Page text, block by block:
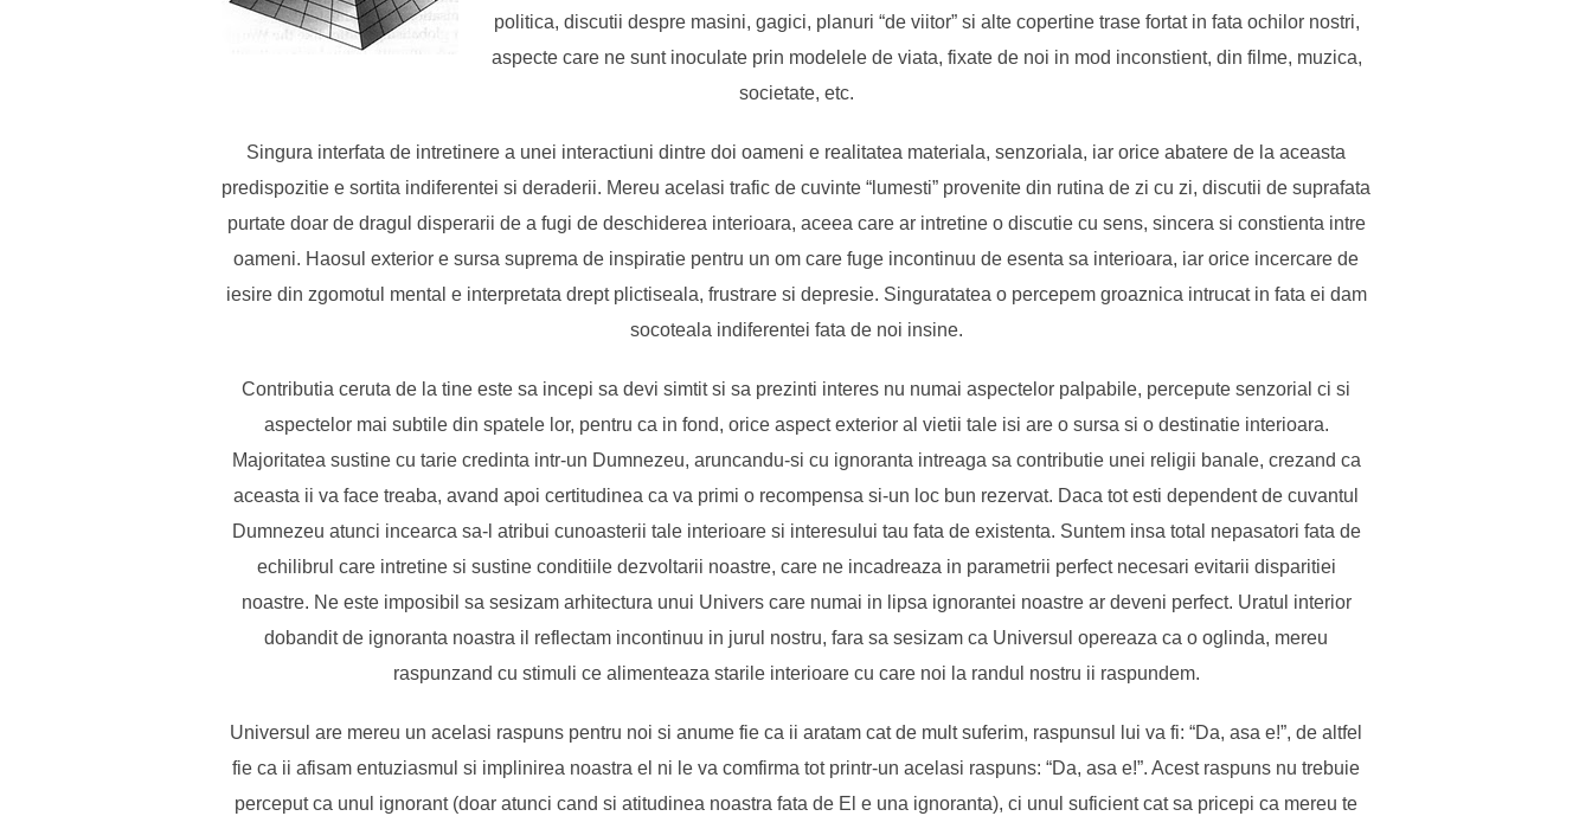
politica, discutii despre masini, gagici, planuri “de viitor” si alte copertine trase fortat in fata ochilor nostri,
aspecte care ne sunt inoculate prin modelele de viata, fixate de noi in mod inconstient, din filme, muzica,
societate, etc.
Singura interfata de intretinere a unei interactiuni dintre doi oameni e realitatea materiala, senzoriala, iar orice abatere de la aceasta
predispozitie e sortita indiferentei si deraderii. Mereu acelasi trafic de cuvinte “lumesti” provenite din rutina de zi cu zi, discutii de suprafata
purtate doar de dragul disperarii de a fugi de deschiderea interioara, aceea care ar intretine o discutie cu sens, sincera si constienta intre
oameni. Haosul exterior e sursa suprema de inspiratie pentru un om care fuge incontinuu de esenta sa interioara, iar orice incercare de
iesire din zgomotul mental e interpretata drept plictiseala, frustrare si depresie. Singuratatea o percepem groaznica intrucat in fata ei dam
socoteala indiferentei fata de noi insine.
Contributia ceruta de la tine este sa incepi sa devi simtit si sa prezinti interes nu numai aspectelor palpabile, percepute senzorial ci si
aspectelor mai subtile din spatele lor, pentru ca in fond, orice aspect exterior al vietii tale isi are o sursa si o destinatie interioara.
Majoritatea sustine cu tarie credinta intr-un Dumnezeu, aruncandu-si cu ignoranta intreaga sa contributie unei religii banale, crezand ca
aceasta ii va face treaba, avand apoi certitudinea ca va primi o recompensa si-un loc bun rezervat. Daca tot esti dependent de cuvantul
Dumnezeu atunci incearca sa-l atribui cunoasterii tale interioare si interesului tau fata de existenta. Suntem insa total nepasatori fata de
echilibrul care intretine si sustine conditiile dezvoltarii noastre, care ne incadreaza in parametrii perfect necesari evitarii disparitiei
noastre. Ne este imposibil sa sesizam arhitectura unui Univers care numai in lipsa ignorantei noastre ar deveni perfect. Uratul interior
dobandit de ignoranta noastra il reflectam incontinuu in jurul nostru, fara sa sesizam ca Universul opereaza ca o oglinda, mereu
raspunzand cu stimuli ce alimenteaza starile interioare cu care noi la randul nostru ii raspundem.
Universul are mereu un acelasi raspuns pentru noi si anume fie ca ii aratam cat de mult suferim, raspunsul lui va fi: “Da, asa e!”, de altfel
fie ca ii afisam entuziasmul si implinirea noastra el ni le va comfirma tot printr-un acelasi raspuns: “Da, asa e!”. Acest raspuns nu trebuie
perceput ca unul ignorant (doar atunci cand si atitudinea noastra fata de El e una ignoranta), ci unul suficient cat sa pricepi ca mereu te